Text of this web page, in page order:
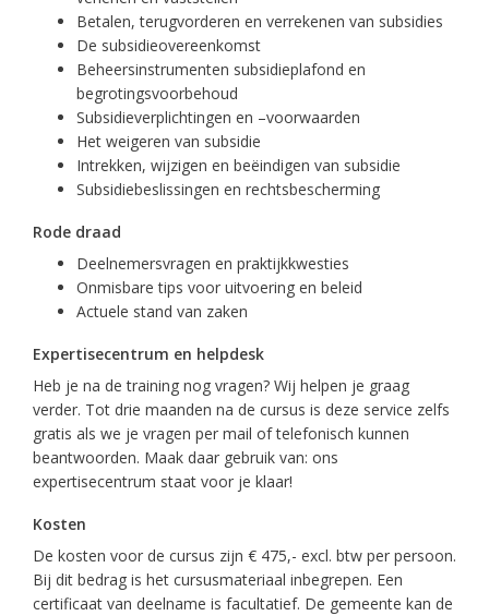
Betalen, terugvorderen en verrekenen van subsidies
De subsidieovereenkomst
Beheersinstrumenten subsidieplafond en
begrotingsvoorbehoud
Subsidieverplichtingen en –voorwaarden
Het weigeren van subsidie
Intrekken, wijzigen en beëindigen van subsidie
Subsidiebeslissingen en rechtsbescherming
Rode draad
Deelnemersvragen en praktijkkwesties
Onmisbare tips voor uitvoering en beleid
Actuele stand van zaken
Expertisecentrum en helpdesk
Heb je na de training nog vragen? Wij helpen je graag
verder. Tot drie maanden na de cursus is deze service zelfs
gratis als we je vragen per mail of telefonisch kunnen
beantwoorden. Maak daar gebruik van: ons
expertisecentrum staat voor je klaar!
Kosten
De kosten voor de cursus zijn € 475,- excl. btw per persoon.
Bij dit bedrag is het cursusmateriaal inbegrepen. Een
certificaat van deelname is facultatief. De gemeente kan de